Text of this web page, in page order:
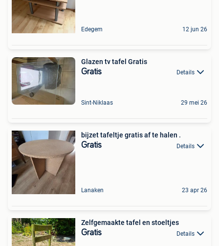
Edegem 12 jun 26
Glazen tv tafel Gratis
Gratis Details
Sint-Niklaas 29 mei 26
bijzet tafeltje gratis af te halen .
Gratis Details
Lanaken 23 apr 26
Zelfgemaakte tafel en stoeltjes
Gratis Details